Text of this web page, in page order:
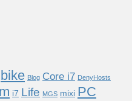
bike Blog Core i7 DenyHosts
i7 Life MGS mixi PC